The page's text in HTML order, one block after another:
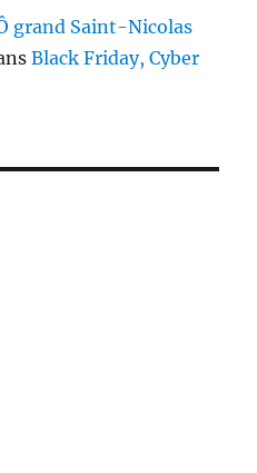
grand Saint-Nicolas
Black Friday, Cyber